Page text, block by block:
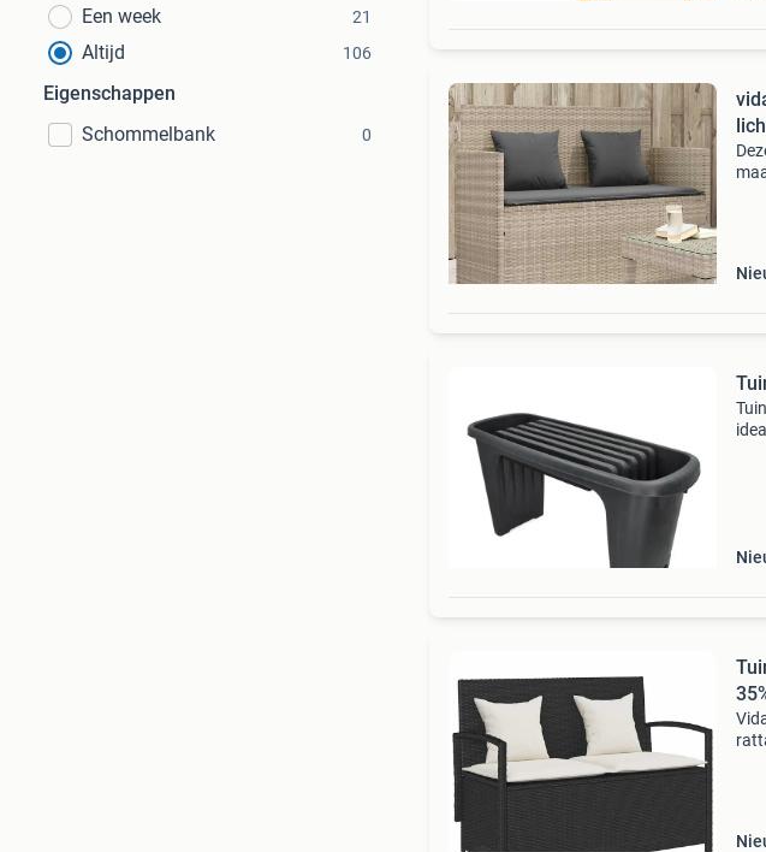
Een week 21
Altijd 106
Eigenschappen
Schommelbank
0